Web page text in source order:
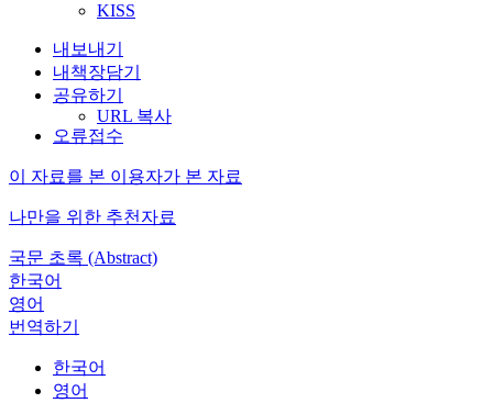
KISS
내보내기
내책장담기
공유하기
URL 복사
오류접수
이 자료를 본 이용자가 본 자료
나만을 위한 추천자료
국문 초록 (Abstract)
한국어
영어
번역하기
한국어
영어